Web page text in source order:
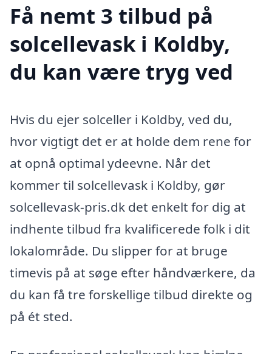
Få nemt 3 tilbud på
solcellevask i Koldby,
du kan være tryg ved
Hvis du ejer solceller i Koldby, ved du,
hvor vigtigt det er at holde dem rene for
at opnå optimal ydeevne. Når det
kommer til solcellevask i Koldby, gør
solcellevask-pris.dk det enkelt for dig at
indhente tilbud fra kvalificerede folk i dit
lokalområde. Du slipper for at bruge
timevis på at søge efter håndværkere, da
du kan få tre forskellige tilbud direkte og
på ét sted.